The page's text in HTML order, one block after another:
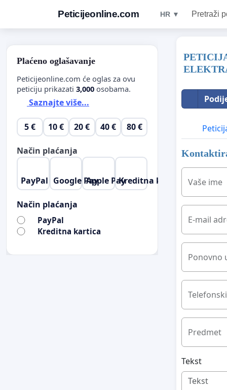
Peticijeonline.com HR ▼ Pretraži
Vaše ime
E-mail
Ponovno
Predmet
Tekst
Plaćeno oglašavanje
Peticijeonline.com će oglas za ovu
peticiju prikazati 3,000 osobama.
Saznajte više...
5 € 10 € 20 € 40 € 80 €
Način plaćanja
PayPal Google PayApple PayKreditna kartica
Način plaćanja
PayPal
Kreditna kartica